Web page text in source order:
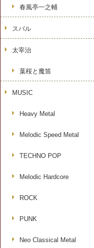
春風亭一之輔
スバル
太宰治
葉桜と魔笛
MUSIC
Heavy Metal
Melodic Speed Metal
TECHNO POP
Melodic Hardcore
ROCK
PUNK
Neo Classical Metal